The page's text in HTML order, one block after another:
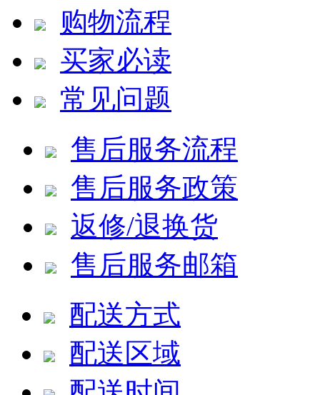
购物流程
买家必读
常见问题
售后服务流程
售后服务政策
返修/退换货
售后服务邮箱
配送方式
配送区域